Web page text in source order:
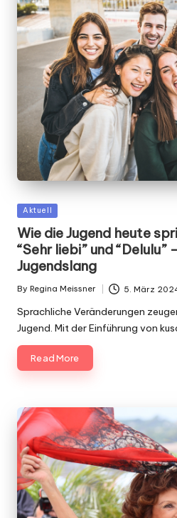
Posted
in
Aktuell
Wie die Jugend heute
“Sehr liebi” und “Delulu”
Jugendslang
Posted
By Regina Meissner 5. März
Sprachliche Veränderungen
Jugend. Mit der Einführung von
Read More